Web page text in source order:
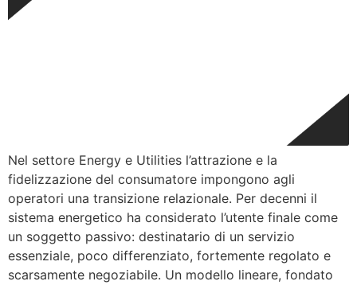
Nel settore Energy e Utilities l’attrazione e la
fidelizzazione del consumatore impongono agli
operatori una transizione relazionale. Per decenni il
sistema energetico ha considerato l’utente finale come
un soggetto passivo: destinatario di un servizio
essenziale, poco differenziato, fortemente regolato e
scarsamente negoziabile. Un modello lineare, fondato